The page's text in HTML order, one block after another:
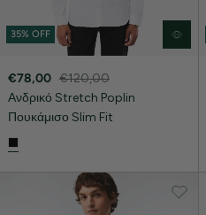
35% OFF
€78,00 €120,00
Ανδρικό Stretch Poplin
Πουκάμισο Slim Fit